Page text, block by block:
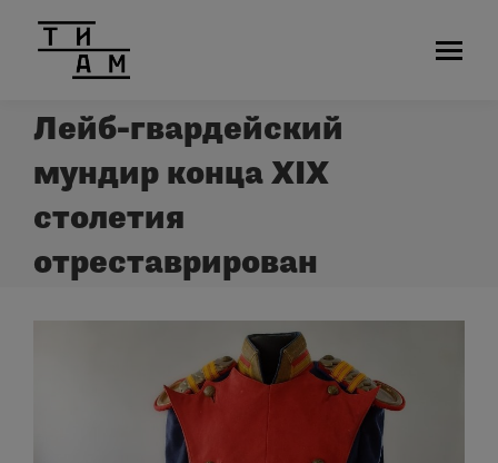
Лейб-гвардейский
мундир конца XIX
столетия
отреставрирован